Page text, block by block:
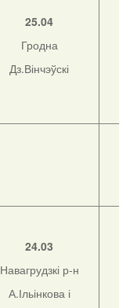
25.04
Гродна
Дз.Вінчэўскі
24.03
Навагрудзкі р-н
А.Ільінкова і